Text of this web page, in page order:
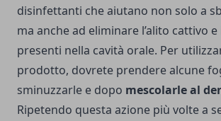
disinfettanti che aiutano non solo a
ma anche ad eliminare l’alito cattivo
presenti nella cavità orale. Per
prodotto, dovrete prendere alcune
sminuzzarle e dopo mescolarle al
Ripetendo questa azione più volte a